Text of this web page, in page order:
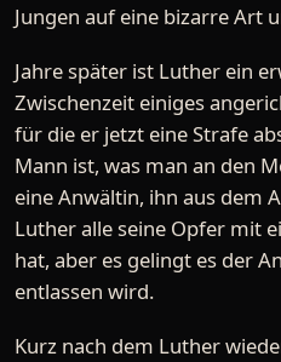
Jungen auf eine bizarre Art
Jahre später ist Luther ein
Zwischenzeit einiges
für die er jetzt eine Strafe
Mann ist, was man an den
eine Anwältin, ihn aus dem
Luther alle seine Opfer mit
hat, aber es gelingt es der
entlassen wird.
Kurz nach dem Luther